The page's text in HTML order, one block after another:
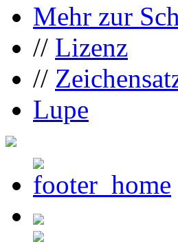
Mehr zur
// Lizenz
//
Lupe